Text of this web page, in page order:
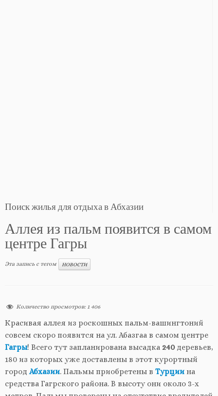
Поиск жилья для отдыха в Абхазии
Аллея из пальм появится в самом
центре Гагры
Эта запись с тегом НОВОСТИ
Количество просмотров: 1 406
Красивая аллея из роскошных пальм-вашингтоний
совсем скоро появится на ул. Абазгаа в самом центре
Гагры! Всего тут запланирована высадка 240деревьев,
180 из которых уже доставлены в этот курортный
городАбхазии. Пальмы приобретены в Турции на
средства Гагрского района. В высоту они около 3-х